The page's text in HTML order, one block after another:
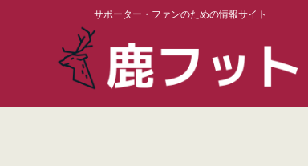
サポーター・ファンのための情報サイト